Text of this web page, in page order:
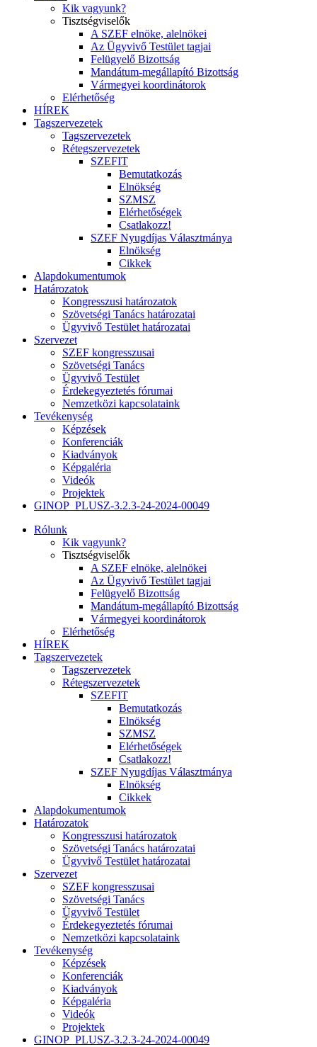
Kik vagyunk?
Tisztségviselők
A SZEF elnöke, alelnökei
Az Ügyvivő Testület tagjai
Felügyelő Bizottság
Mandátum-megállapító Bizottság
Vármegyei koordinátorok
Elérhetőség
HÍREK
Tagszervezetek
Tagszervezetek
Rétegszervezetek
SZEFIT
Bemutatkozás
Elnökség
SZMSZ
Elérhetőségek
Csatlakozz!
SZEF Nyugdíjas Választmánya
Elnökség
Cikkek
Alapdokumentumok
Határozatok
Kongresszusi határozatok
Szövetségi Tanács határozatai
Ügyvivő Testület határozatai
Szervezet
SZEF kongresszusai
Szövetségi Tanács
Ügyvivő Testület
Érdekegyeztetés fórumai
Nemzetközi kapcsolataink
Tevékenység
Képzések
Konferenciák
Kiadványok
Képgaléria
Videók
Projektek
GINOP_PLUSZ-3.2.3-24-2024-00049
Rólunk
Kik vagyunk?
Tisztségviselők
A SZEF elnöke, alelnökei
Az Ügyvivő Testület tagjai
Felügyelő Bizottság
Mandátum-megállapító Bizottság
Vármegyei koordinátorok
Elérhetőség
HÍREK
Tagszervezetek
Tagszervezetek
Rétegszervezetek
SZEFIT
Bemutatkozás
Elnökség
SZMSZ
Elérhetőségek
Csatlakozz!
SZEF Nyugdíjas Választmánya
Elnökség
Cikkek
Alapdokumentumok
Határozatok
Kongresszusi határozatok
Szövetségi Tanács határozatai
Ügyvivő Testület határozatai
Szervezet
SZEF kongresszusai
Szövetségi Tanács
Ügyvivő Testület
Érdekegyeztetés fórumai
Nemzetközi kapcsolataink
Tevékenység
Képzések
Konferenciák
Kiadványok
Képgaléria
Videók
Projektek
GINOP_PLUSZ-3.2.3-24-2024-00049